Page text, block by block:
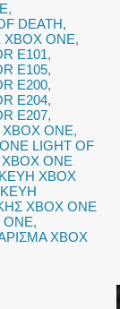
,
DEATH,
ONE,
E101,
E105,
E200,
E204,
E207,
ONE,
LIGHT OF
ONE
XBOX
XBOX ONE
,
XBOX